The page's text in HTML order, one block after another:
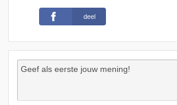
deel